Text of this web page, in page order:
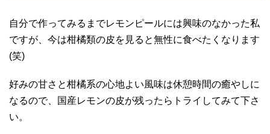
自分で作ってみるまでレモンピールには興味のなかった私
ですが、今は柑橘類の皮を見ると無性に食べたくなります
(笑)
好みの甘さと柑橘系の心地よい風味は休憩時間の癒やしに
なるので、国産レモンの皮が残ったらトライしてみて下さ
い。